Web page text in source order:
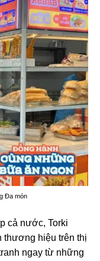
Đa món
cả nước, Torki
thương hiệu trên thị
ngay từ những